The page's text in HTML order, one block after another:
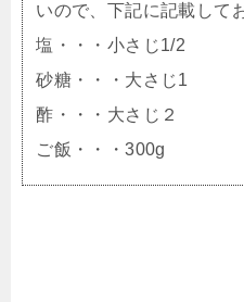
いので、下記に記載して
塩・・・小さじ1/2
砂糖・・・大さじ1
酢・・・大さじ２
ご飯・・・300g